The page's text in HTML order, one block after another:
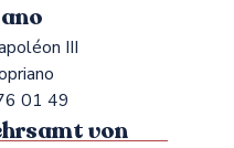
III
01 49
von